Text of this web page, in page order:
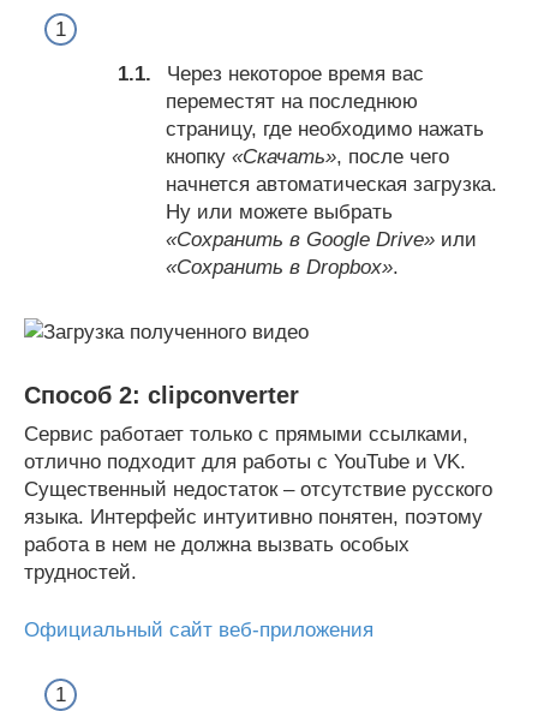
Через некоторое время вас
переместят на последнюю
страницу, где необходимо нажать
кнопку «Скачать», после чего
начнется автоматическая загрузка.
Ну или можете выбрать
«Сохранить в Google Drive» или
«Сохранить в Dropbox».
Способ 2: clipconverter
Сервис работает только с прямыми ссылками,
отлично подходит для работы с YouTube и VK.
Существенный недостаток – отсутствие русского
языка. Интерфейс интуитивно понятен, поэтому
работа в нем не должна вызвать особых
трудностей.
Официальный сайт веб-приложения